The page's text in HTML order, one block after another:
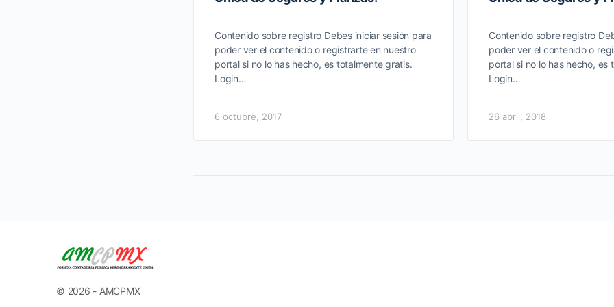
Contenido sobre registro Debes iniciar sesión para
poder ver el contenido o registrarte en nuestro
portal si no lo has hecho, es totalmente gratis.
Login…
6 octubre, 2017
Contenido sobre registro
poder ver el contenido o
portal si no lo has hecho, es
Login…
26 abril, 2018
© 2026 - AMCPMX